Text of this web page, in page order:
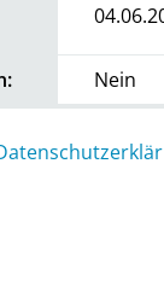
Nein